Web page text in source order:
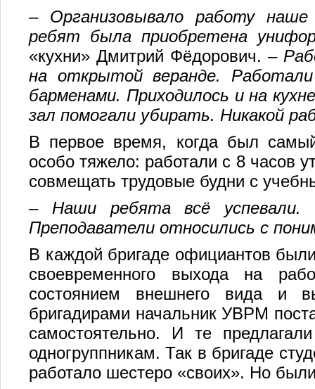
– Организовывало работу
ребят была приобретена
«кухни» Дмитрий Фёдорович. –
на открытой веранде.
барменами. Приходилось и на
зал помогали убирать. Никакой
В первое время, когда был
особо тяжело: работали с 8 часов
совмещать трудовые будни с
– Наши ребята всё успевали.
Преподаватели относились с
В каждой бригаде официантов
своевременного выхода на
состоянием внешнего вида и
бригадирами начальник УВРМ
самостоятельно. И те
одногруппникам. Так в бригаде
работало шестеро «своих». Но